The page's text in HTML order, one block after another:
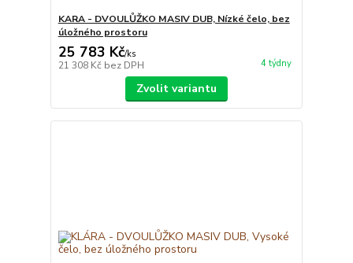
KARA - DVOULŮŽKO MASIV DUB, Nízké čelo, bez
úložného prostoru
25 783 Kč/ks
21 308 Kč bez DPH 4 týdny
Zvolit variantu